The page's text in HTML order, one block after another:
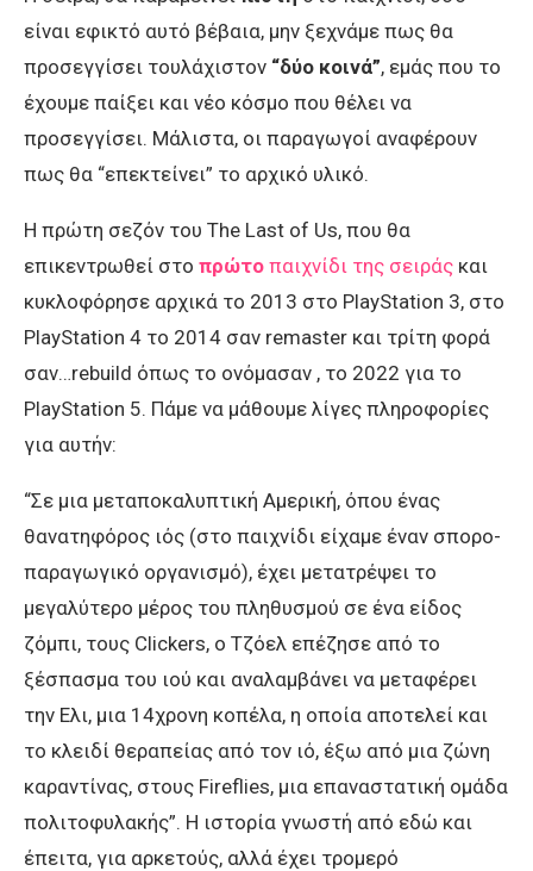
είναι εφικτό αυτό βέβαια, μην ξεχνάμε πως θα
προσεγγίσει τουλάχιστον “δύο κοινά”, εμάς που το
έχουμε παίξει και νέο κόσμο που θέλει να
προσεγγίσει. Μάλιστα, οι παραγωγοί αναφέρουν
πως θα “επεκτείνει” τo αρχικό υλικό.
H πρώτη σεζόν του The Last of Us, που θα
επικεντρωθεί στο πρώτο παιχνίδι της σειράς και
κυκλοφόρησε αρχικά το 2013 στο PlayStation 3, στο
PlayStation 4 το 2014 σαν remaster και τρίτη φορά
σαν…rebuild όπως το ονόμασαν , το 2022 για το
PlayStation 5. Πάμε να μάθουμε λίγες πληροφορίες
για αυτήν:
“Σε μια μεταποκαλυπτική Αμερική, όπου ένας
θανατηφόρος ιός (στο παιχνίδι είχαμε έναν σπορο-
παραγωγικό οργανισμό), έχει μετατρέψει το
μεγαλύτερο μέρος του πληθυσμού σε ένα είδος
ζόμπι, τους Clickers, ο Τζόελ επέζησε από το
ξέσπασμα του ιού και αναλαμβάνει να μεταφέρει
την Ελι, μια 14χρονη κοπέλα, η οποία αποτελεί και
το κλειδί θεραπείας από τον ιό, έξω από μια ζώνη
καραντίνας, στους Fireflies, μια επαναστατική ομάδα
πολιτοφυλακής”. Η ιστορία γνωστή από εδώ και
έπειτα, για αρκετούς, αλλά έχει τρομερό